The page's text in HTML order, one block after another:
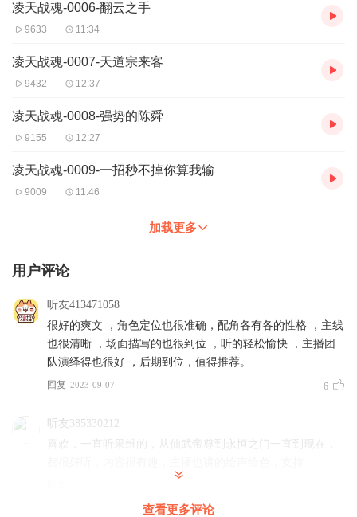
凌天战魂-0006-翻云之手
9633 11:34
凌天战魂-0007-天道宗来客
9432 12:37
凌天战魂-0008-强势的陈舜
9155 12:27
凌天战魂-0009-一招秒不掉你算我输
9009 11:46
加载更多
用户评论
听友413471058
很好的爽文 ，角色定位也很准确，配角各有各的性格 ，主线
也很清晰 ，场面描写的也很到位 ，听的轻松愉快 ，主播团
队演绎得也很好 ，后期到位，值得推荐。
回复 2023-09-07 6
听友385330212
喜欢，一直听果维的，从仙武帝尊到永恒之门一直到现在，
查看更多评论